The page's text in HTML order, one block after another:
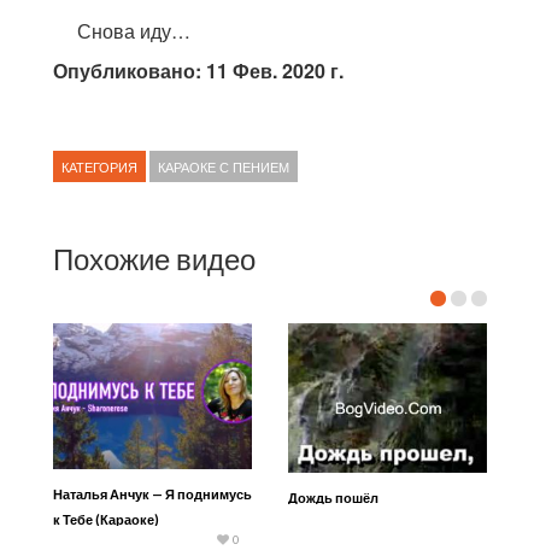
Снова иду…
Опубликовано: 11 Фев. 2020 г.
КАТЕГОРИЯ КАРАОКЕ С ПЕНИЕМ
Похожие видео
Наталья Анчук — Я поднимусь
к Тебе (Караоке)
0
Дождь пошёл